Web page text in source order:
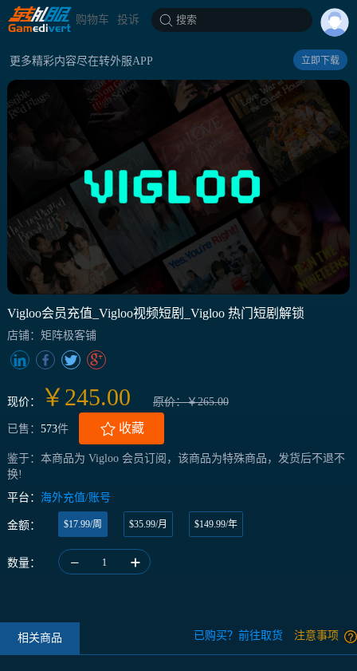
购物车 投诉 搜索
更多精彩内容尽在转外服APP 立即下载
Vigloo会员充值_Vigloo视频短剧_Vigloo 热门短剧解锁
店铺：矩阵极客铺
现价： ￥245.00 原价：￥265.00
已售： 573件 收藏
鉴于：本商品为 Vigloo 会员订阅，该商品为特殊商品，发货后不退不
换!
平台： 海外充值/账号
金额： $17.99/周 $35.99/月 $149.99/年
数量： 1
相关商品 已购买？前往取货 注意事项